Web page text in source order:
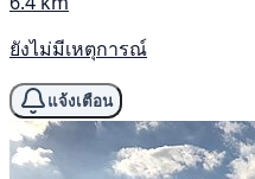
ยังไม่มีเหตุการณ์
แจ้งเตือน